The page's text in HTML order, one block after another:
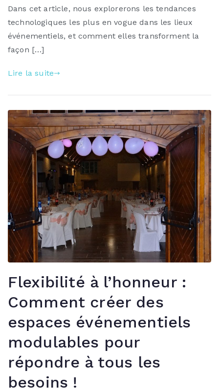
Dans cet article, nous explorerons les tendances
technologiques les plus en vogue dans les lieux
événementiels, et comment elles transforment la
façon […]
Lire la suite
Flexibilité à l’honneur :
Comment créer des
espaces événementiels
modulables pour
répondre à tous les
besoins !